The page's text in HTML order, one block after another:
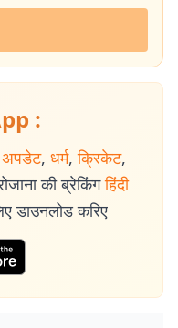
:
, धर्म, क्रिकेट,
की ब्रेकिंग हिंदी
डाउनलोड करिए